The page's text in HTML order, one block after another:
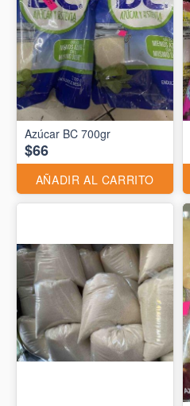
Azúcar BC 700gr
$66
AÑADIR AL CARRITO